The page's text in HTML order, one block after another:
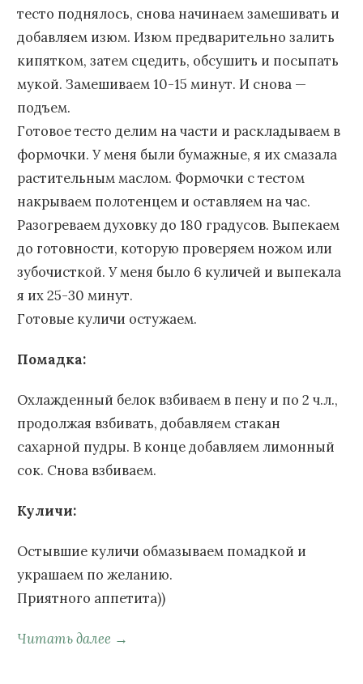
тесто поднялось, снова начинаем замешивать и
добавляем изюм. Изюм предварительно залить
кипятком, затем сцедить, обсушить и посыпать
мукой. Замешиваем 10-15 минут. И снова —
подъем.
Готовое тесто делим на части и раскладываем в
формочки. У меня были бумажные, я их смазала
растительным маслом. Формочки с тестом
накрываем полотенцем и оставляем на час.
Разогреваем духовку до 180 градусов. Выпекаем
до готовности, которую проверяем ножом или
зубочисткой. У меня было 6 куличей и выпекала
я их 25-30 минут.
Готовые куличи остужаем.
Помадка:
Охлажденный белок взбиваем в пену и по 2 ч.л.,
продолжая взбивать, добавляем стакан
сахарной пудры. В конце добавляем лимонный
сок. Снова взбиваем.
Куличи:
Остывшие куличи обмазываем помадкой и
украшаем по желанию.
Приятного аппетита))
Читать далее →